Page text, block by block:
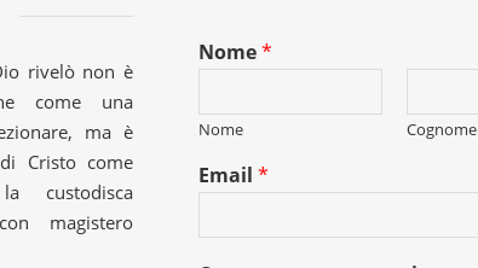
come una
ma è
Cristo come
custodisca
magistero
Nome*
Nome Cognome
Email *